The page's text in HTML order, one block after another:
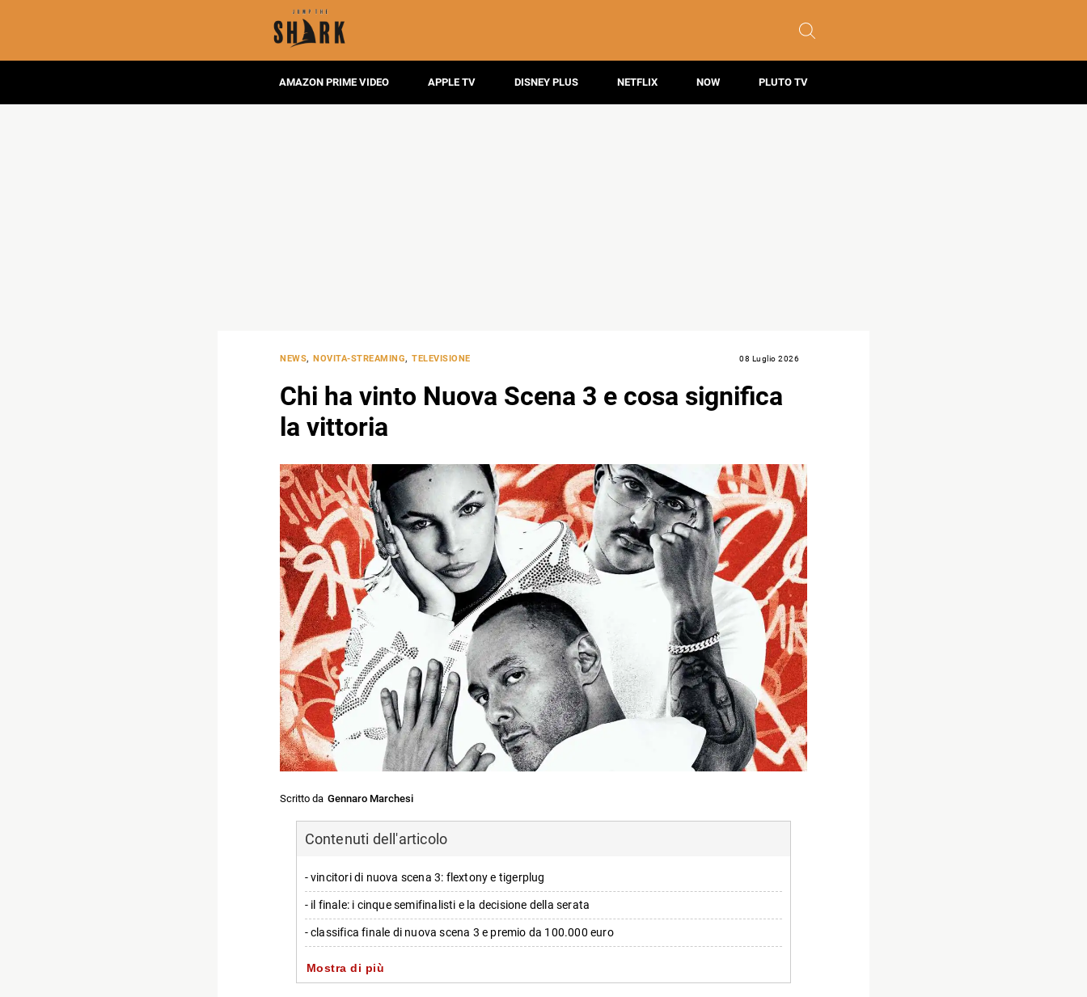
AMAZON PRIME VIDEO APPLE TV DISNEY PLUS NETFLIX NOW PLUTO TV
NEWS, NOVITA-STREAMING, TELEVISIONE 08 Luglio 2026
Chi ha vinto Nuova Scena 3 e cosa significa
la vittoria
Scritto da Gennaro Marchesi
Contenuti dell'articolo
- vincitori di nuova scena 3: flextony e tigerplug
- il finale: i cinque semifinalisti e la decisione della serata
- classifica finale di nuova scena 3 e premio da 100.000 euro
- brani inediti dei finalisti: ordine delle esibizioni e producer
- chi sono flextony e tigerplug: identità e stile artistico
Mostra di più